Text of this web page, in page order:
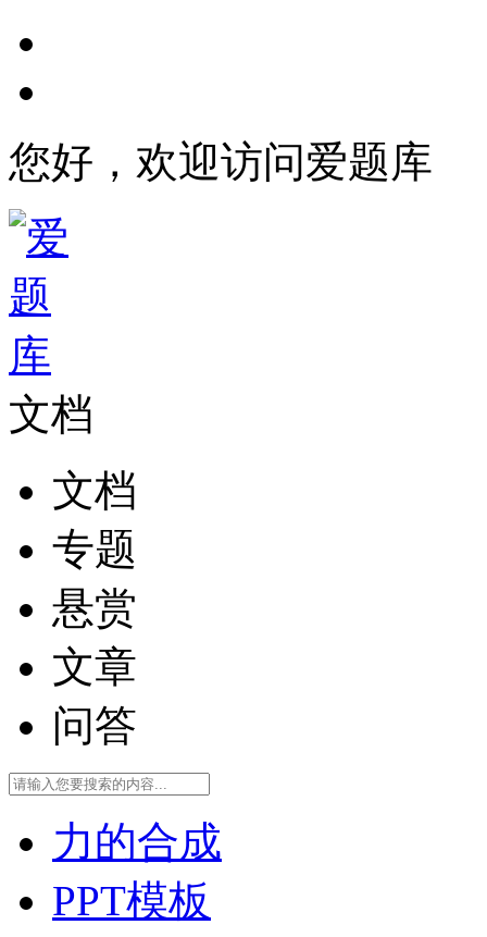
您好，欢迎访问爱题库
文档
文档
专题
悬赏
文章
问答
力的合成
PPT模板